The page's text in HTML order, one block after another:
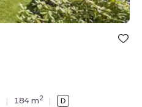
| 184 m2 |